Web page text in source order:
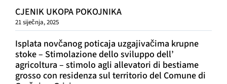
CJENIK UKOPA POKOJNIKA
21 siječnja, 2025
Isplata novčanog poticaja uzgajivačima krupne
stoke – Stimolazione dello sviluppo dell’
agricoltura – stimolo agli allevatori di bestiame
grosso con residenza sul territorio del Comune di